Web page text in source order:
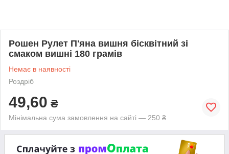
Рошен Рулет П'яна вишня бісквітний зі
смаком вишні 180 грамів
Немає в наявності
Роздріб
49,60 ₴
Мінімальна сума замовлення на сайті — 250 ₴